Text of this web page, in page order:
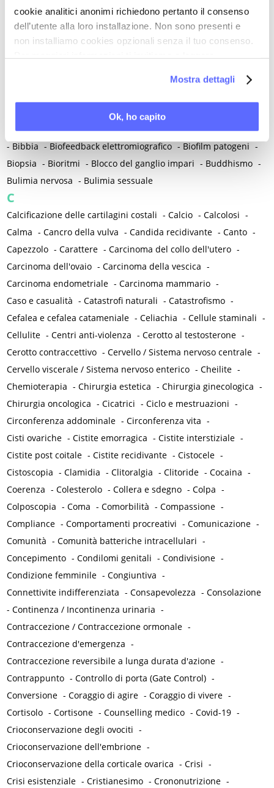
cookie analitici anonimi richiedono pertanto il consenso
dell’utente alla loro installazione. Non sono presenti e
non installiamo cookies opzionali senza il tuo consenso.
Mostra dettagli
Ok, ho capito
Apprendimento -Approccio clinico conservativo -Artrosi -
Ascesi -Ascolto -Asma -Aspettativa di vita e di salute -
Astenia -Atipia endometriale -Atrofia vulvo-vaginale -
Attaccamento affettivo -Attacco di panico -Attesa -
Autocateterismo
Bazedoxifene -Bellezza -Bene -Benedizione -Biancospino
- Bibbia - Biofeedback elettromiografico - Biofilm patogeni -
Biopsia - Bioritmi - Blocco del ganglio impari - Buddhismo -
Bulimia nervosa - Bulimia sessuale
C
Calcificazione delle cartilagini costali -Calcio -Calcolosi -
Calma -Cancro della vulva -Candida recidivante -Canto -
Capezzolo -Carattere -Carcinoma del collo dell'utero -
Carcinoma dell'ovaio -Carcinoma della vescica -
Carcinoma endometriale -Carcinoma mammario -
Caso e casualità -Catastrofi naturali -Catastrofismo -
Cefalea e cefalea catameniale -Celiachia -Cellule staminali -
Cellulite -Centri anti-violenza -Cerotto al testosterone -
Cerotto contraccettivo -Cervello / Sistema nervoso centrale -
Cervello viscerale / Sistema nervoso enterico -Cheilite -
Chemioterapia -Chirurgia estetica -Chirurgia ginecologica -
Chirurgia oncologica -Cicatrici -Ciclo e mestruazioni -
Circonferenza addominale -Circonferenza vita -
Cisti ovariche -Cistite emorragica -Cistite interstiziale -
Cistite post coitale -Cistite recidivante -Cistocele -
Cistoscopia -Clamidia -Clitoralgia -Clitoride -Cocaina -
Coerenza -Colesterolo -Collera e sdegno -Colpa -
Colposcopia -Coma -Comorbilità -Compassione -
Compliance -Comportamenti procreativi -Comunicazione -
Comunità -Comunità batteriche intracellulari -
Concepimento -Condilomi genitali -Condivisione -
Condizione femminile -Congiuntiva -
Connettivite indifferenziata -Consapevolezza -Consolazione
-Continenza / Incontinenza urinaria -
Contraccezione / Contraccezione ormonale -
Contraccezione d'emergenza -
Contraccezione reversibile a lunga durata d'azione -
Contrappunto -Controllo di porta (Gate Control) -
Conversione -Coraggio di agire -Coraggio di vivere -
Cortisolo -Cortisone -Counselling medico -Covid-19 -
Crioconservazione degli ovociti -
Crioconservazione dell'embrione -
Crioconservazione della corticale ovarica -Crisi -
Crisi esistenziale -Cristianesimo -Crononutrizione -